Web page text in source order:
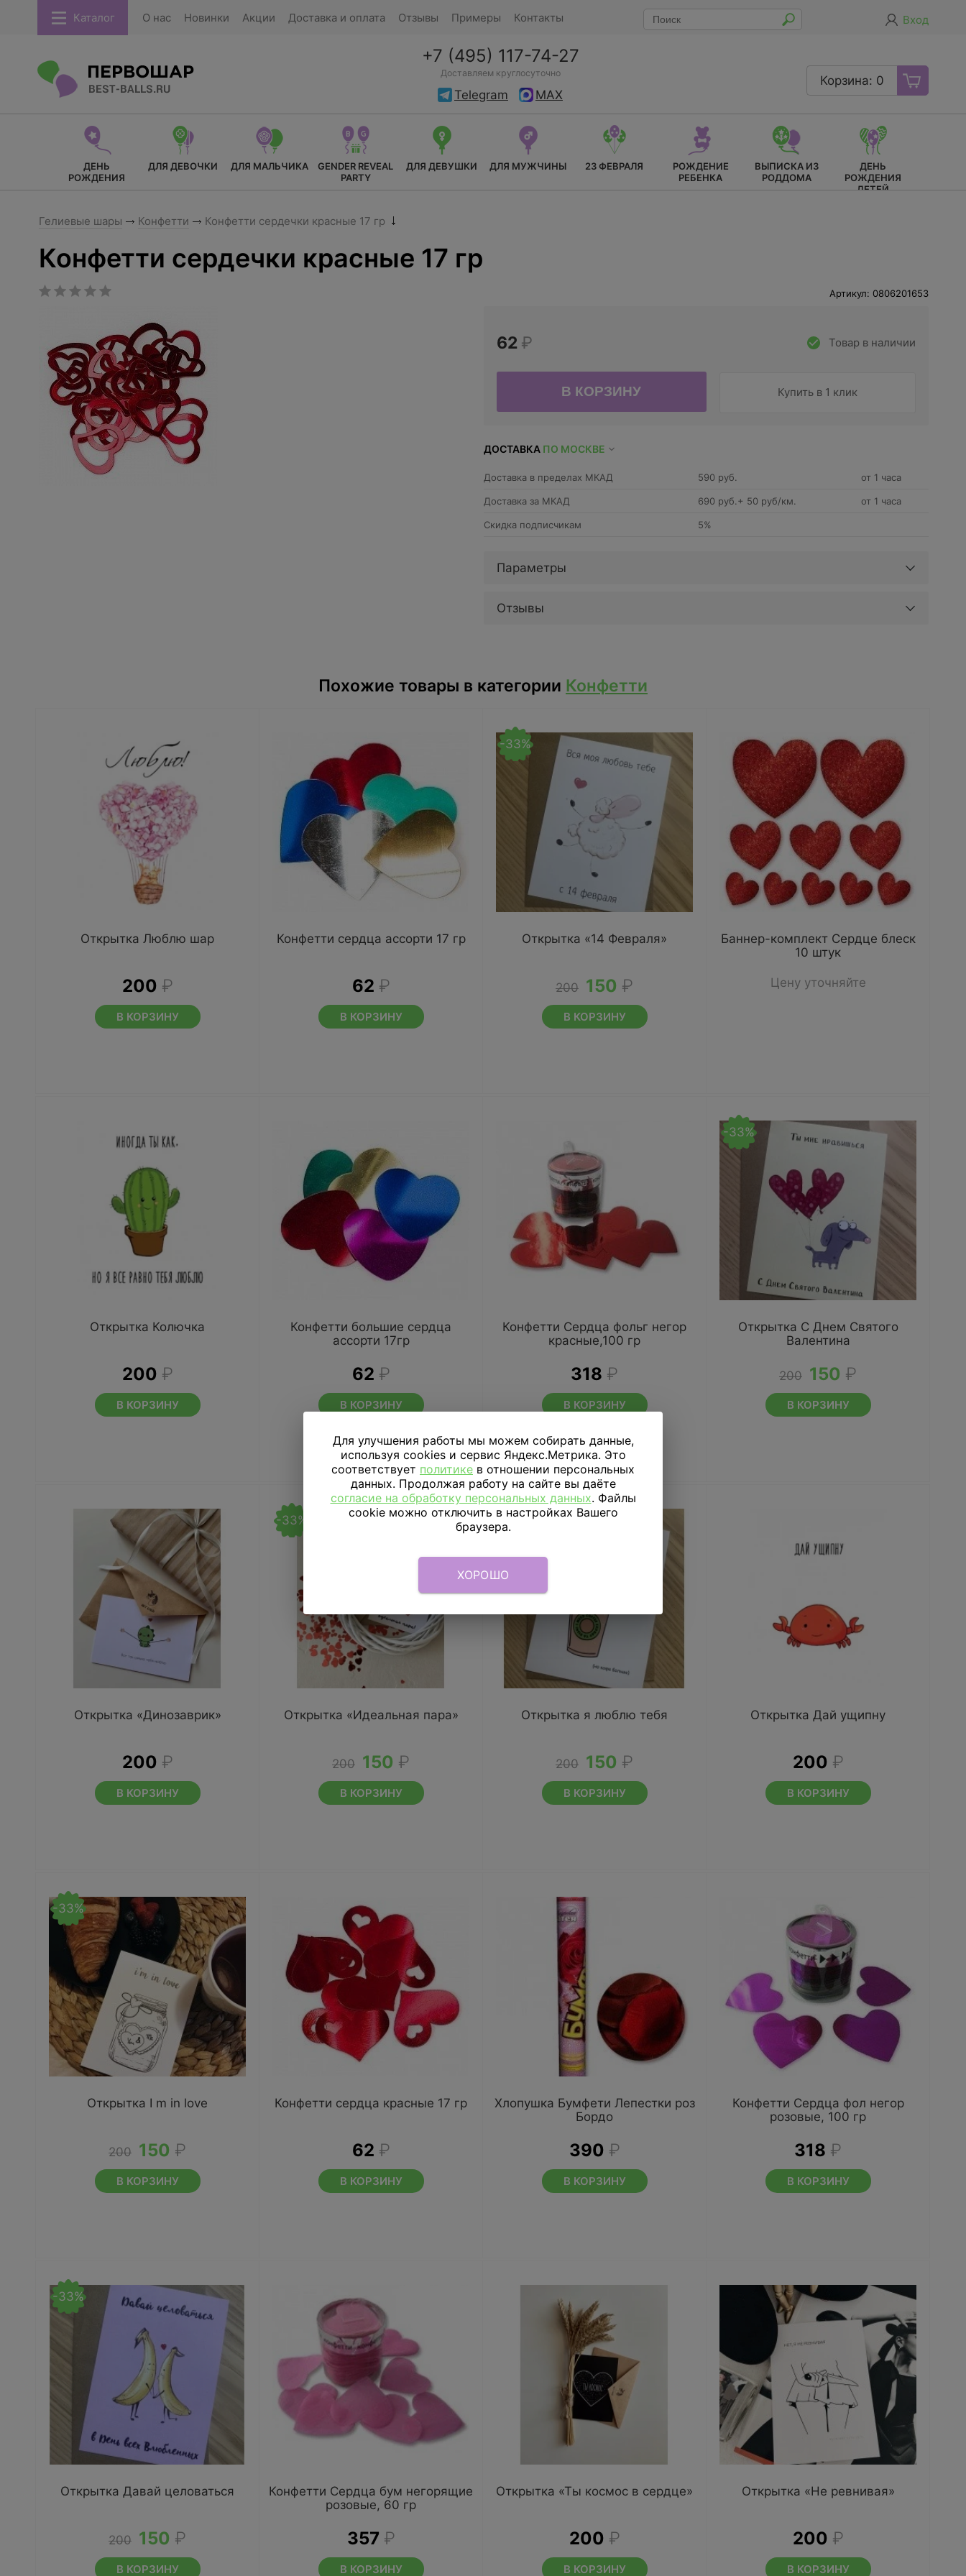
Каталог О нас Новинки Акции Доставка и оплата Отзывы Примеры Контакты Вход
+7 (495) 117-74-27
Доставляем круглосуточно
Telegram MAX
Корзина: 0
ДЕНЬ
РОЖДЕНИЯ
ДЛЯ ДЕВОЧКИ ДЛЯ МАЛЬЧИКА
GENDER REVEAL
PARTY
ДЛЯ ДЕВУШКИ ДЛЯ МУЖЧИНЫ 23 ФЕВРАЛЯ
РОЖДЕНИЕ
РЕБЕНКА
ВЫПИСКА ИЗ
РОДДОМА
ДЕНЬ
РОЖДЕНИЯ
ДЕТЕЙ
Гелиевые шары Конфетти Конфетти сердечки красные 17 гр
Конфетти сердечки красные 17 гр
Артикул: 0806201653
Товар в наличии
62 ₽
Купить в 1 клик
ДОСТАВКА ПО МОСКВЕ
Доставка в пределах МКАД 590 руб. от 1 часа
Доставка за МКАД 690 руб.+ 50 руб/км. от 1 часа
Скидка подписчикам 5%
Параметры
Отзывы
Похожие товары в категории Конфетти
Открытка Люблю шар
200 ₽
В КОРЗИНУ
Конфетти сердца ассорти 17 гр
62 ₽
В КОРЗИНУ
-33%
Открытка «14 Февраля»
200 150 ₽
В КОРЗИНУ
Баннер-комплект Сердце блеск
10 штук
Цену уточняйте
Открытка Колючка
200 ₽
В КОРЗИНУ
Конфетти большие сердца
ассорти 17гр
62 ₽
В КОРЗИНУ
Конфетти Сердца фольг негор
красные,100 гр
318 ₽
В КОРЗИНУ
-33%
Открытка С Днем Святого
Валентина
200 150 ₽
В КОРЗИНУ
Открытка «Динозаврик»
200 ₽
В КОРЗИНУ
-33%
Открытка «Идеальная пара»
200 150 ₽
В КОРЗИНУ
-33%
Открытка я люблю тебя
200 150 ₽
В КОРЗИНУ
Открытка Дай ущипну
200 ₽
В КОРЗИНУ
-33%
Открытка I m in love
200 150 ₽
В КОРЗИНУ
Конфетти сердца красные 17 гр
62 ₽
В КОРЗИНУ
Хлопушка Бумфети Лепестки роз
Бордо
390 ₽
В КОРЗИНУ
Конфетти Сердца фол негор
розовые, 100 гр
318 ₽
В КОРЗИНУ
-33%
Открытка Давай целоваться
200 150 ₽
В КОРЗИНУ
Конфетти Сердца бум негорящие
розовые, 60 гр
357 ₽
В КОРЗИНУ
Открытка «Ты космос в сердце»
200 ₽
В КОРЗИНУ
Открытка «Не ревнивая»
200 ₽
В КОРЗИНУ
Для улучшения работы мы можем собирать данные,
используя cookies и сервис Яндекс.Метрика. Это
соответствует политике в отношении персональных
данных. Продолжая работу на сайте вы даёте
согласие на обработку персональных данных. Файлы
cookie можно отключить в настройках Вашего
браузера.
ХОРОШО